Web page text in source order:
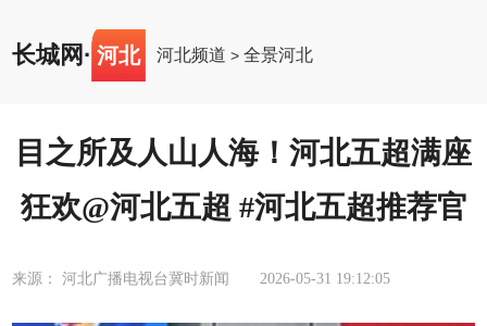
长城网 · 河北 河北频道 >全景河北
目之所及人山人海！河北五超满座
狂欢@河北五超 #河北五超推荐官
来源： 河北广播电视台冀时新闻 2026-05-31 19:12:05